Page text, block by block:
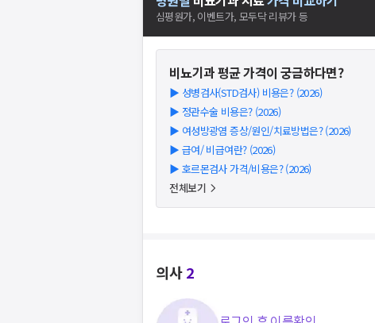
심평원가, 이벤트가, 모두닥 리뷰가 등
비뇨기과평균 가격이 궁금하다면?
▶ 성병검사(STD검사) 비용은? (2026)
▶ 정관수술 비용은? (2026)
▶ 여성방광염 증상/원인/치료방법은? (2026)
▶ 급여/ 비급여란? (2026)
▶ 호르몬검사 가격/비용은? (2026)
전체보기
의사2